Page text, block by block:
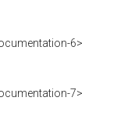
6>
7>